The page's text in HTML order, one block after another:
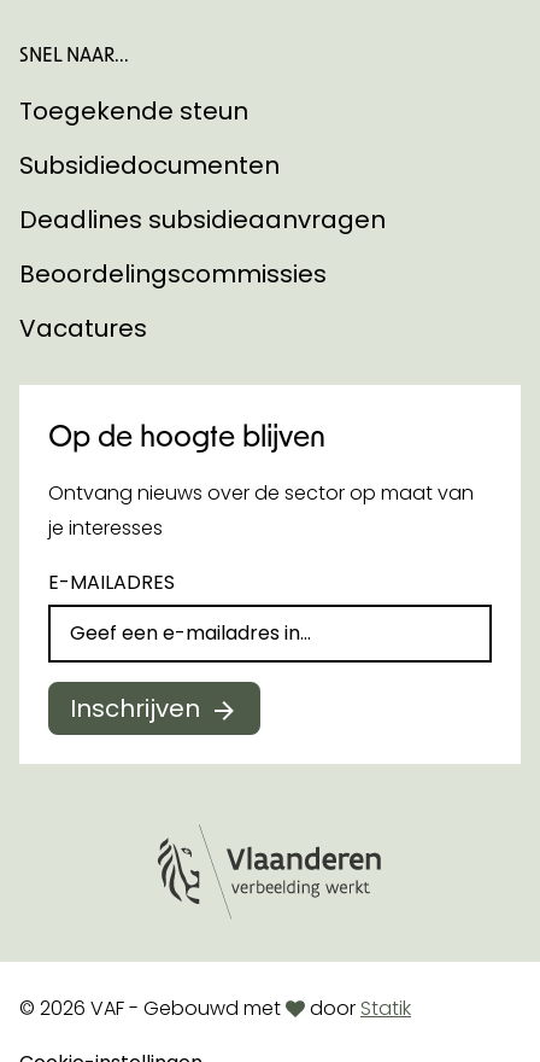
SNEL NAAR...
Toegekende steun
Subsidiedocumenten
Deadlines subsidieaanvragen
Beoordelingscommissies
Vacatures
Op de hoogte blijven
Ontvang nieuws over de sector op maat van
je interesses
E-MAILADRES
Inschrijven
© 2026 VAF - Gebouwd metlovedoor Statik